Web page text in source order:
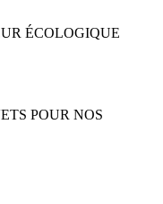
ÉCOLOGIQUE
POUR NOS